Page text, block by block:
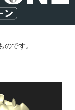
です。